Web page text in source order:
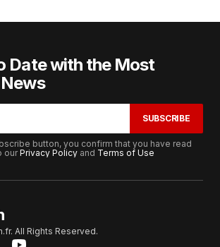
Date with the Most
SUBSCRIBE
button, you confirm that you have read
ourPrivacy Policy and Terms of Use
All Rights Reserved.